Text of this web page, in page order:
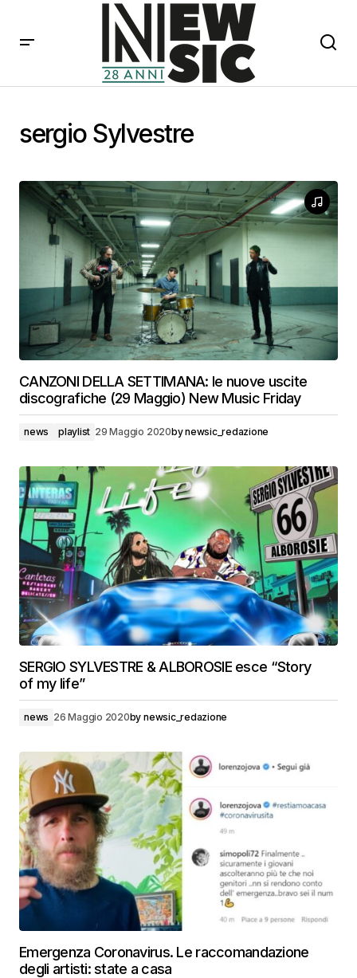
sergio Sylvestre
CANZONI DELLA SETTIMANA: le nuove uscite
discografiche (29 Maggio) New Music Friday
news playlist 29 Maggio 2020bynewsic_redazione
SERGIO SYLVESTRE & ALBOROSIE esce “Story
of my life”
news 26 Maggio 2020by newsic_redazione
Emergenza Coronavirus. Le raccomandazione
degli artisti: state a casa